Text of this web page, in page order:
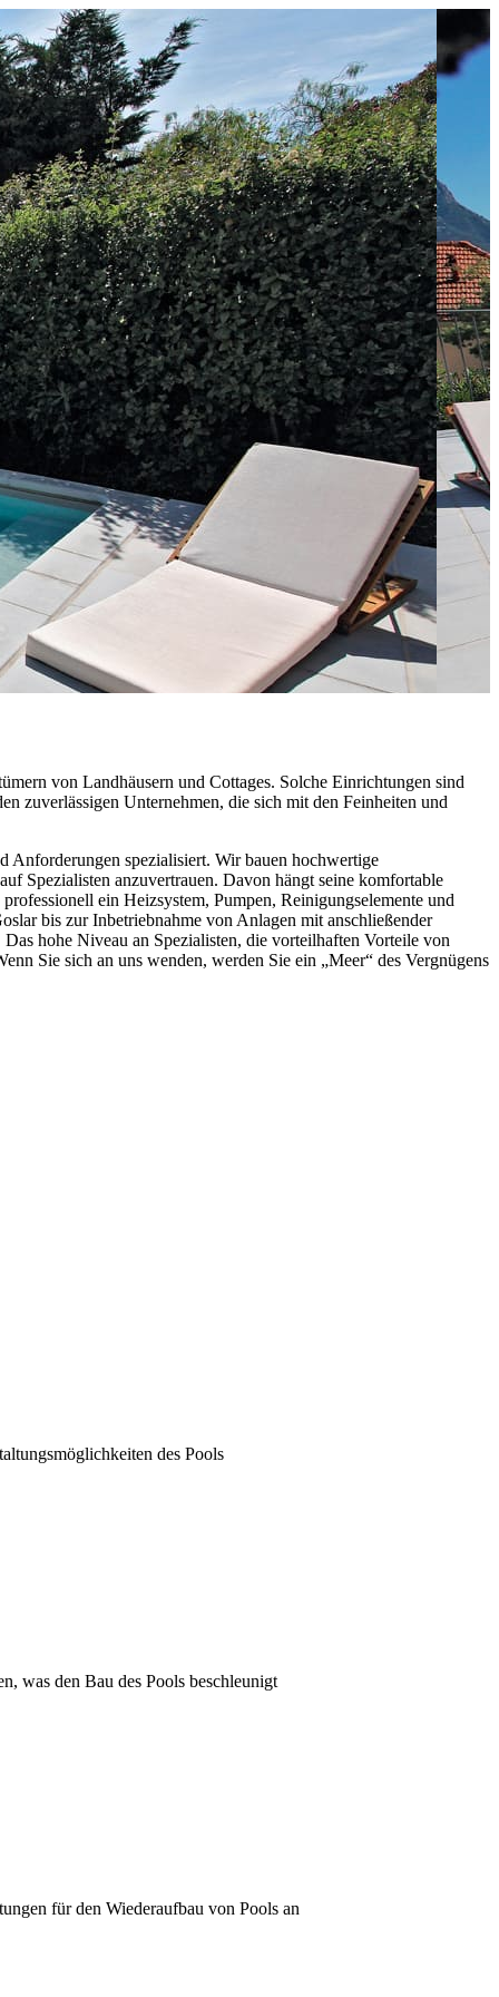
von Landhäusern und Cottages. Solche Einrichtungen sind
zuverlässigen Unternehmen, die sich mit den Feinheiten und
Anforderungen spezialisiert. Wir bauen hochwertige
Spezialisten anzuvertrauen. Davon hängt seine komfortable
ein Heizsystem, Pumpen, Reinigungselemente und
bis zur Inbetriebnahme von Anlagen mit anschließender
hohe Niveau an Spezialisten, die vorteilhaften Vorteile von
Sie sich an uns wenden, werden Sie ein „Meer“ des Vergnügens
des Pools
was den Bau des Pools beschleunigt
für den Wiederaufbau von Pools an